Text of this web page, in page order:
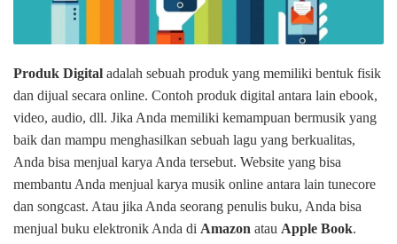
Produk Digital adalah sebuah produk yang memiliki bentuk fisik
dan dijual secara online. Contoh produk digital antara lain ebook,
video, audio, dll. Jika Anda memiliki kemampuan bermusik yang
baik dan mampu menghasilkan sebuah lagu yang berkualitas,
Anda bisa menjual karya Anda tersebut. Website yang bisa
membantu Anda menjual karya musik online antara lain tunecore
dan songcast. Atau jika Anda seorang penulis buku, Anda bisa
menjual buku elektronik Anda di Amazon atau Apple Book.